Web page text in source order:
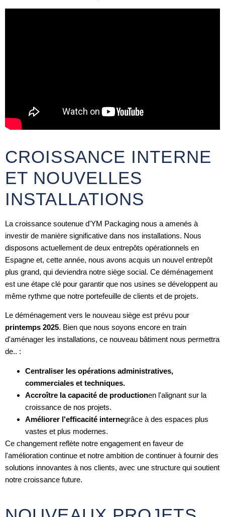
CROISSANCE INTERNE
ET NOUVELLES
INSTALLATIONS
La croissance soutenue d'YM Packaging nous a amenés à
investir de manière significative dans nos installations. Nous
disposons actuellement de deux entrepôts opérationnels en
Espagne et, cette année, nous avons acquis un nouvel entrepôt
plus grand, qui deviendra notre siège social. Ce déménagement
est une étape clé pour garantir que nos usines se développent au
même rythme que notre portefeuille de clients et de projets.
Le déménagement vers le nouveau siège est prévu pour
printemps 2025. Bien que nous soyons encore en train
d'aménager les installations, ce nouveau bâtiment nous permettra
de.. :
Centraliser les opérations administratives,
commerciales et techniques.
Accroître la capacité de productionen l'alignant sur la
croissance de nos projets.
Améliorer l'efficacité internegrâce à des espaces plus
vastes et plus modernes.
Ce changement reflète notre engagement en faveur de
l'amélioration continue et notre ambition de continuer à fournir des
solutions innovantes à nos clients, avec une structure qui soutient
notre croissance future.